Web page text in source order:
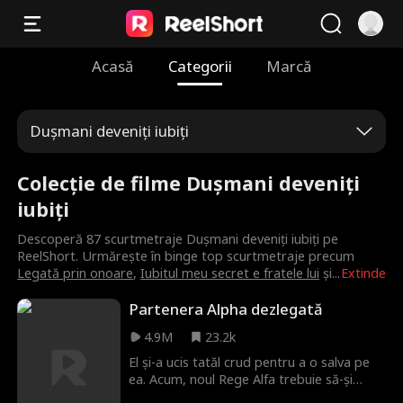
Acasă Categorii Marcă
Dușmani deveniți iubiți
Colecție de filme Dușmani deveniți
iubiți
Extinde
Descoperă 87 scurtmetraje Dușmani deveniți iubiți pe
ReelShort. Urmărește în binge top scurtmetraje precum
Legată prin onoare,Iubitul meu secret e fratele lui și...
Partenera Alpha dezlegată
4.9M
23.2k
El și-a ucis tatăl crud pentru a o salva pe
ea. Acum, noul Rege Alfa trebuie să-și